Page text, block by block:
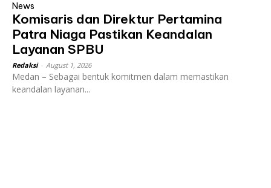
News
Komisaris dan Direktur Pertamina
Patra Niaga Pastikan Keandalan
Layanan SPBU
Redaksi August 1, 2026
Medan – Sebagai bentuk komitmen dalam memastikan
keandalan layanan...